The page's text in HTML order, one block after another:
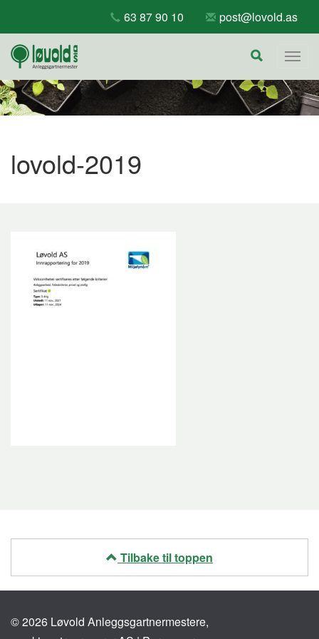
content
63 87 90 10 post@lovold.as
lovold-2019
Tilbake til toppen
© 2026 Løvold Anleggsgartnermestere,